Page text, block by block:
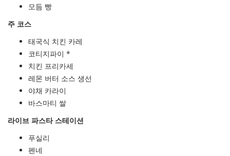
모듬 빵
주 코스
태국식 치킨 카레
코티지파이 *
치킨 프리카세
레몬 버터 소스 생선
야채 카라이
바스마티 쌀
라이브 파스타 스테이션
푸실리
펜네